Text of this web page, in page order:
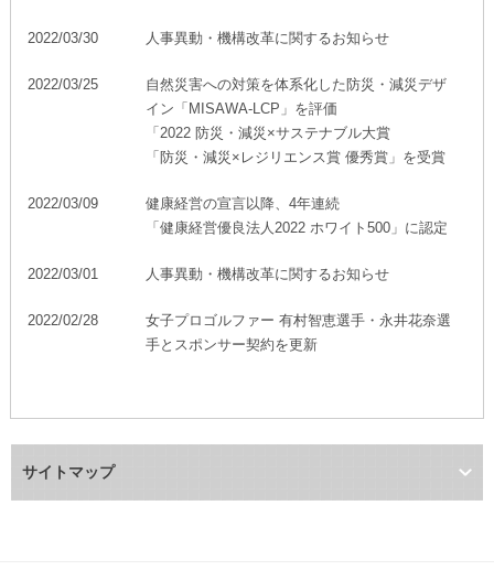
2022/03/30 人事異動・機構改革に関するお知らせ
2022/03/25
自然災害への対策を体系化した防災・減災デザ
イン「MISAWA-LCP」を評価
「2022 防災・減災×サステナブル大賞
「防災・減災×レジリエンス賞 優秀賞」を受賞
2022/03/09
健康経営の宣言以降、4年連続
「健康経営優良法人2022 ホワイト500」に認定
2022/03/01 人事異動・機構改革に関するお知らせ
2022/02/28
女子プロゴルファー 有村智恵選手・永井花奈選
手とスポンサー契約を更新
サイトマップ